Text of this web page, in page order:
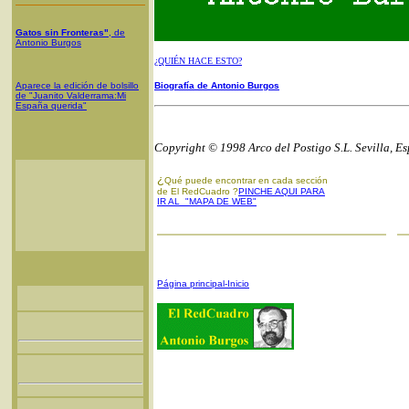
Gatos sin Fronteras" , de
Antonio Burgos
Aparece la edición de bolsillo
de "Juanito Valderrama:Mi
España querida"
¿QUIÉN HACE ESTO?
Biografía de Antonio Burgos
Copyright © 1998 Arco del Postigo S.L. Sevilla,
¿ Qué puede encontrar en cada sección
de El RedCuadro ?PINCHE AQUI PARA
IR AL "MAPA DE WEB"
Página principal-Inicio